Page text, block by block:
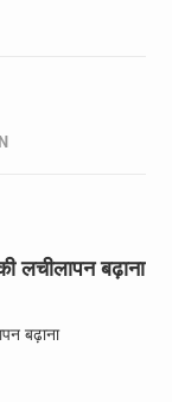
लचीलापन बढ़ाना
बढ़ाना